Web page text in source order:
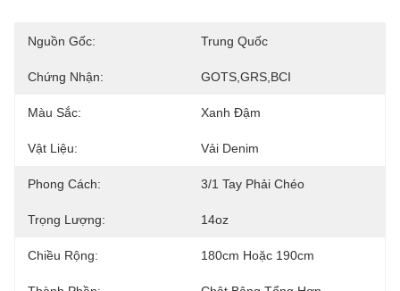
Nguồn Gốc: Trung Quốc
Chứng Nhận: GOTS,GRS,BCI
Màu Sắc: Xanh Đậm
Vật Liệu: Vải Denim
Phong Cách: 3/1 Tay Phải Chéo
Trọng Lượng: 14oz
Chiều Rộng: 180cm Hoặc 190cm